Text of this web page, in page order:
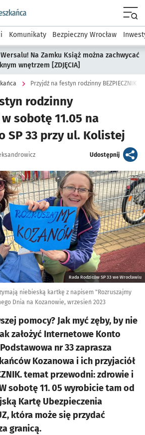
podserwis: Dla mieszkańca
Komunikaty Bezpieczny Wrocław
Na Zamku Książ można zachwycać
wnętrzem [ZDJĘCIA]
rodzinny
w sobotę 11.05 na
SP 33 przy ul. Kolistej
Udostępnijartykuł
Rada Rodziców SP 33 we Wrocławiu
niebieską kartkę z napisem "Rozruszajmy
Dnia na Kozanowie, wrzesień 2023
pomocy? Jak myć zęby, by nie
założyć Internetowe Konto
nr 33 zaprasza
Kozanowa i ich przyjaciół
temat przewodni: zdrowie i
sobotę 11. 05 wyrobicie tam od
Kartę Ubezpieczenia
która może się przydać
granicą.